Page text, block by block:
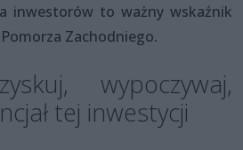
inwestorów to ważny wskaźnik
Zachodniego.
wypoczywaj,
tej inwestycji